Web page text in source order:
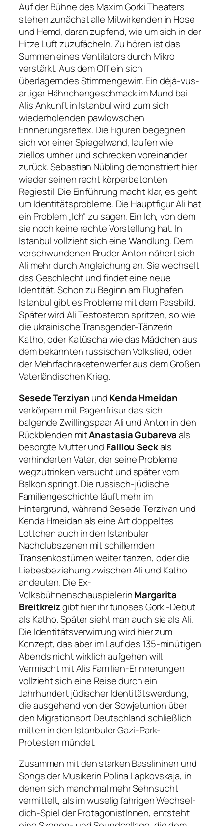
Auf der Bühne des Maxim Gorki Theaters
stehen zunächst alle Mitwirkenden in Hose
und Hemd, daran zupfend, wie um sich in der
Hitze Luft zuzufächeln. Zu hören ist das
Summen eines Ventilators durch Mikro
verstärkt. Aus dem Off ein sich
überlagerndes Stimmengewirr. Ein déjà-vus-
artiger Hähnchengeschmack im Mund bei
Alis Ankunft in Istanbul wird zum sich
wiederholenden pawlowschen
Erinnerungsreflex. Die Figuren begegnen
sich vor einer Spiegelwand, laufen wie
ziellos umher und schrecken voreinander
zurück. Sebastian Nübling demonstriert hier
wieder seinen recht körperbetonten
Regiestil. Die Einführung macht klar, es geht
um Identitätsprobleme. Die Hauptfigur Ali hat
ein Problem „Ich“ zu sagen. Ein Ich, von dem
sie noch keine rechte Vorstellung hat. In
Istanbul vollzieht sich eine Wandlung. Dem
verschwundenen Bruder Anton nähert sich
Ali mehr durch Angleichung an. Sie wechselt
das Geschlecht und findet eine neue
Identität. Schon zu Beginn am Flughafen
Istanbul gibt es Probleme mit dem Passbild.
Später wird Ali Testosteron spritzen, so wie
die ukrainische Transgender-Tänzerin
Katho, oder Katüscha wie das Mädchen aus
dem bekannten russischen Volkslied, oder
der Mehrfachraketenwerfer aus dem Großen
Vaterländischen Krieg.
Sesede Terziyanund Kenda Hmeidan
verkörpern mit Pagenfrisur das sich
balgende Zwillingspaar Ali und Anton in den
Rückblenden mitAnastasia Gubarevaals
besorgte Mutter und Falilou Seckals
verhinderten Vater, der seine Probleme
wegzutrinken versucht und später vom
Balkon springt. Die russisch-jüdische
Familiengeschichte läuft mehr im
Hintergrund, während Sesede Terziyan und
Kenda Hmeidan als eine Art doppeltes
Lottchen auch in den Istanbuler
Nachclubszenen mit schillernden
Transenkostümen weiter tanzen, oder die
Liebesbeziehung zwischen Ali und Katho
andeuten. Die Ex-
VolksbühnenschauspielerinMargarita
Breitkreizgibt hier ihr furioses Gorki-Debut
als Katho. Später sieht man auch sie als Ali.
Die Identitätsverwirrung wird hier zum
Konzept, das aber im Lauf des 135-minütigen
Abends nicht wirklich aufgehen will.
Vermischt mit Alis Familien-Erinnerungen
vollzieht sich eine Reise durch ein
Jahrhundert jüdischer Identitätswerdung,
die ausgehend von der Sowjetunion über
den Migrationsort Deutschland schließlich
mitten in den Istanbuler Gazi-Park-
Protesten mündet.
Zusammen mit den starken Basslininen und
Songs der Musikerin Polina Lapkovskaja, in
denen sich manchmal mehr Sehnsucht
vermittelt, als im wuselig fahrigen Wechsel-
dich-Spiel der ProtagonistInnen, entsteht